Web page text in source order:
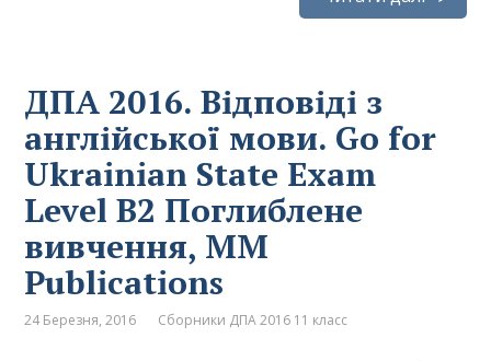
ДПА 2016. Відповіді з
англійської мови. Go for
Ukrainian State Exam
Level B2 Поглиблене
вивчення, MM
Publications
24 Березня, 2016 Сборники ДПА 2016 11 класс